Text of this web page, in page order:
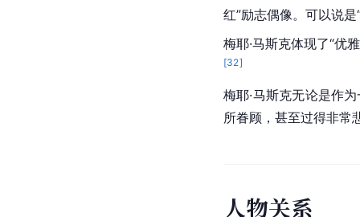
红”励志偶像。可以说
梅耶·马斯克体现了“优
[32]
梅耶·马斯克无论是作
所眷顾，甚至过得非常
人物关系